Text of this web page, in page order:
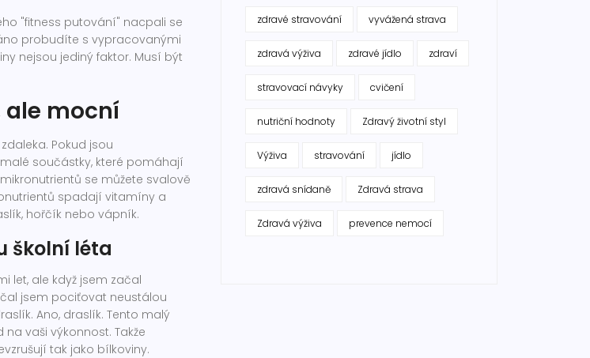
"fitness putování" nacpali se
probudíte s vypracovanými
nejsou jediný faktor. Musí být
ale mocní
Pokud jsou
součástky, které pomáhají
se můžete svalově
spadají vitamíny a
hořčík nebo vápník.
školní léta
let, ale když jsem začal
jsem pociťovat neustálou
Ano, draslík. Tento malý
vaši výkonnost. Takže
tak jako bílkoviny.
zdravé stravování vyvážená strava
zdravá výživa zdravé jídlo zdraví
stravovací návyky cvičení
nutriční hodnoty Zdravý životní styl
Výživa stravování jídlo
zdravá snídaně Zdravá strava
Zdravá výživa prevence nemocí